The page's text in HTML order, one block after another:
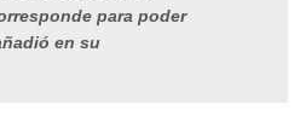
para poder
en su